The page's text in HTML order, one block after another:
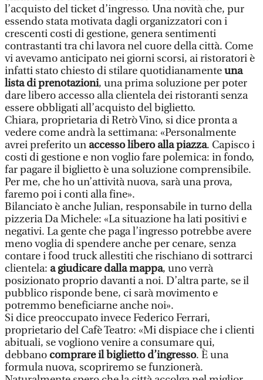
l’acquisto del ticket d’ingresso. Una novità che, pur
essendo stata motivata dagli organizzatori con i
crescenti costi di gestione, genera sentimenti
contrastanti tra chi lavora nel cuore della città. Come
vi avevamo anticipato nei giorni scorsi, ai ristoratori è
infatti stato chiesto di stilare quotidianamenteuna
lista di prenotazioni, una prima soluzione per poter
dare libero accesso alla clientela dei ristoranti senza
essere obbligati all’acquisto del biglietto.
Chiara, proprietaria di Retrò Vino, si dice pronta a
vedere come andrà la settimana: «Personalmente
avrei preferito un accesso libero alla piazza. Capisco i
costi di gestione e non voglio fare polemica: in fondo,
far pagare il biglietto è una soluzione comprensibile.
Per me, che ho un’attività nuova, sarà una prova,
faremo poi i conti alla fine».
Bilanciato è anche Julian, responsabile in turno della
pizzeria Da Michele: «La situazione ha lati positivi e
negativi. La gente che paga l’ingresso potrebbe avere
meno voglia di spendere anche per cenare, senza
contare i food truck allestiti che rischiano di sottrarci
clientela: a giudicare dalla mappa, uno verrà
posizionato proprio davanti a noi. D’altra parte, se il
pubblico risponde bene, ci sarà movimento e
potremmo beneficiarne anche noi».
Si dice preoccupato invece Federico Ferrari,
proprietario del Cafè Teatro: «Mi dispiace che i clienti
abituali, se vogliono venire a consumare qui,
debbano comprare il biglietto d’ingresso. È una
formula nuova, scopriremo se funzionerà.